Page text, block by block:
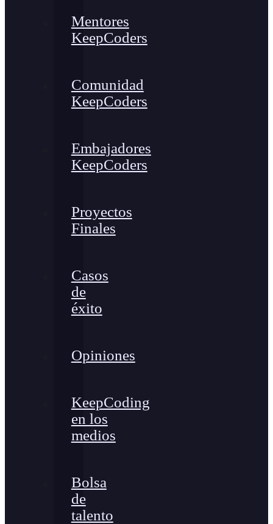
Mentores
KeepCoders
Comunidad
KeepCoders
Embajadores
KeepCoders
Proyectos
Finales
Casos
de
éxito
Opiniones
KeepCoding
en los
medios
Bolsa
de
talento